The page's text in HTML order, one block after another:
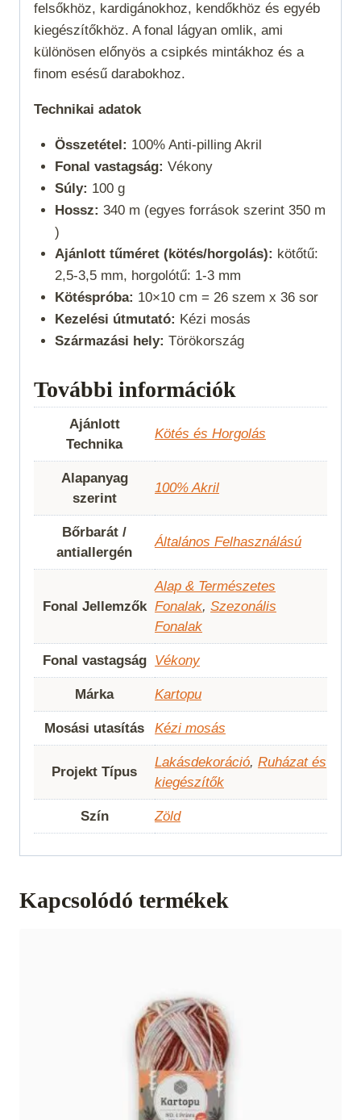
felsőkhöz, kardigánokhoz, kendőkhöz és egyéb
kiegészítőkhöz. A fonal lágyan omlik, ami
különösen előnyös a csipkés mintákhoz és a
finom esésű darabokhoz.
Technikai adatok
Összetétel: 100% Anti-pilling Akril
Fonal vastagság: Vékony
Súly: 100 g
Hossz: 340 m (egyes források szerint 350 m
)
Ajánlott tűméret (kötés/horgolás): kötőtű:
2,5-3,5 mm, horgolótű: 1-3 mm
Kötéspróba: 10×10 cm = 26 szem x 36 sor
Kezelési útmutató: Kézi mosás
Származási hely: Törökország
További információk
Ajánlott
Technika
Kötés és Horgolás
Alapanyag
szerint
100% Akril
Bőrbarát /
antiallergén
Általános Felhasználású
Fonal Jellemzők
Alap & Természetes
Fonalak, Szezonális
Fonalak
Fonal vastagság Vékony
Márka Kartopu
Mosási utasítás Kézi mosás
Projekt Típus
Lakásdekoráció, Ruházat és
kiegészítők
Szín Zöld
Kapcsolódó termékek